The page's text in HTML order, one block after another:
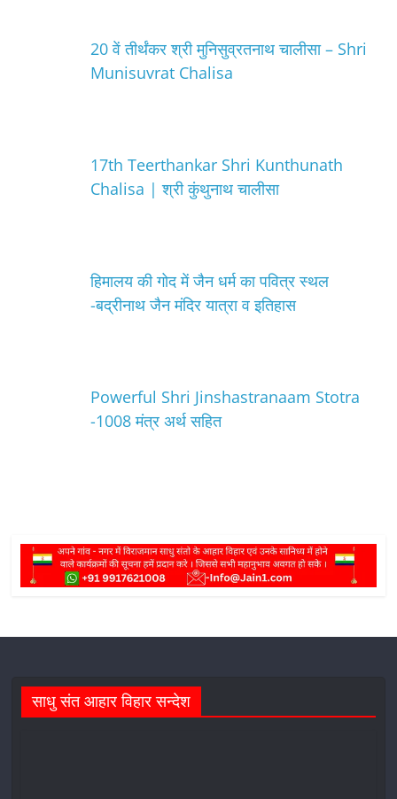
20 वें तीर्थंकर श्री मुनिसुव्रतनाथ चालीसा – Shri
Munisuvrat Chalisa
17th Teerthankar Shri Kunthunath
Chalisa | श्री कुंथुनाथ चालीसा
हिमालय की गोद में जैन धर्म का पवित्र स्थल
-बद्रीनाथ जैन मंदिर यात्रा व इतिहास
Powerful Shri Jinshastranaam Stotra
-1008 मंत्र अर्थ सहित
साधु संत आहार विहार सन्देश